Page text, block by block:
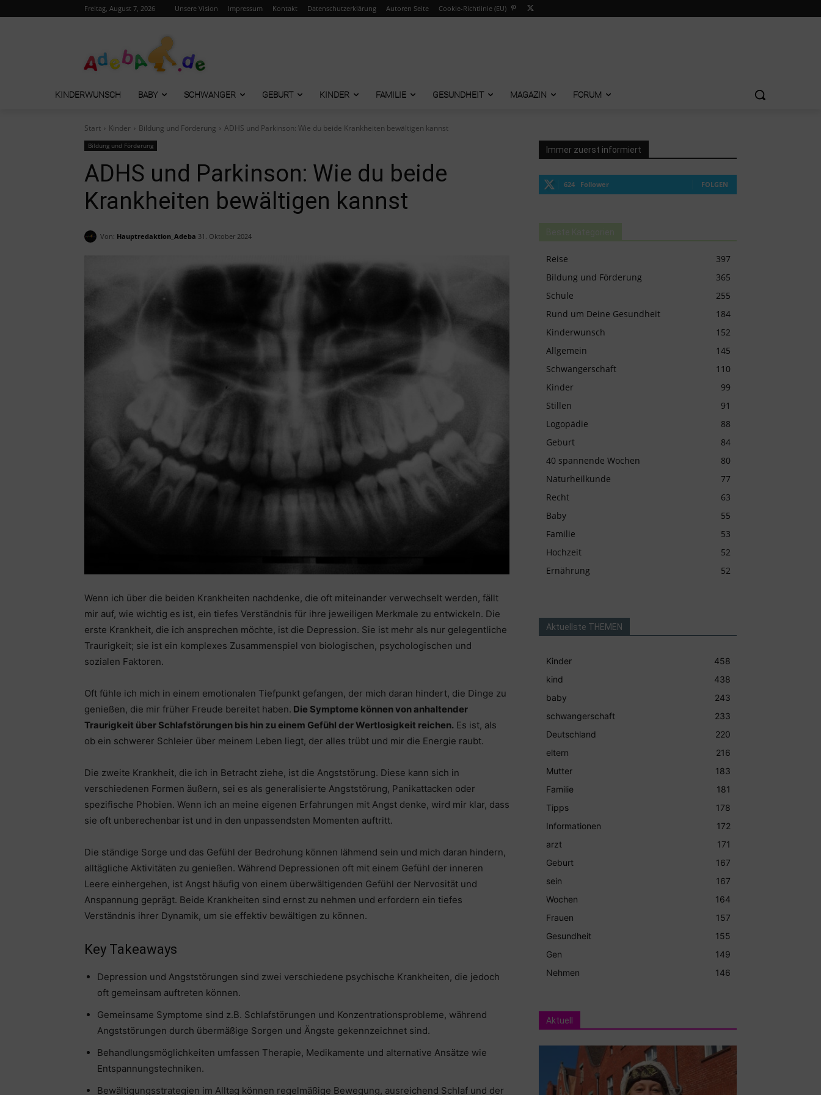
Freitag, August 7, 2026 Unsere Vision Impressum Kontakt Datenschutzerklärung Autoren Seite Cookie-Richtlinie (EU)
KINDERWUNSCH BABY SCHWANGER GEBURT KINDER FAMILIE GESUNDHEIT MAGAZIN FORUM
Start Kinder Bildung und Förderung ADHS und Parkinson: Wie du beide Krankheiten bewältigen kannst
Bildung und Förderung
ADHS und Parkinson: Wie du beide
Krankheiten bewältigen kannst
Von: Hauptredaktion_Adeba 31. Oktober 2024
Wenn ich über die beiden Krankheiten nachdenke, die oft miteinander verwechselt werden, fällt
mir auf, wie wichtig es ist, ein tiefes Verständnis für ihre jeweiligen Merkmale zu entwickeln. Die
erste Krankheit, die ich ansprechen möchte, ist die Depression. Sie ist mehr als nur gelegentliche
Traurigkeit; sie ist ein komplexes Zusammenspiel von biologischen, psychologischen und
sozialen Faktoren.
Oft fühle ich mich in einem emotionalen Tiefpunkt gefangen, der mich daran hindert, die Dinge zu
genießen, die mir früher Freude bereitet haben. Die Symptome können von anhaltender
Traurigkeit über Schlafstörungen bis hin zu einem Gefühl der Wertlosigkeit reichen. Es ist, als
ob ein schwerer Schleier über meinem Leben liegt, der alles trübt und mir die Energie raubt.
Die zweite Krankheit, die ich in Betracht ziehe, ist die Angststörung. Diese kann sich in
verschiedenen Formen äußern, sei es als generalisierte Angststörung, Panikattacken oder
spezifische Phobien. Wenn ich an meine eigenen Erfahrungen mit Angst denke, wird mir klar, dass
sie oft unberechenbar ist und in den unpassendsten Momenten auftritt.
Die ständige Sorge und das Gefühl der Bedrohung können lähmend sein und mich daran hindern,
alltägliche Aktivitäten zu genießen. Während Depressionen oft mit einem Gefühl der inneren
Leere einhergehen, ist Angst häufig von einem überwältigenden Gefühl der Nervosität und
Anspannung geprägt. Beide Krankheiten sind ernst zu nehmen und erfordern ein tiefes
Verständnis ihrer Dynamik, um sie effektiv bewältigen zu können.
Key Takeaways
Depression und Angststörungen sind zwei verschiedene psychische Krankheiten, die jedoch
oft gemeinsam auftreten können.
Gemeinsame Symptome sind z.B. Schlafstörungen und Konzentrationsprobleme, während
Angststörungen durch übermäßige Sorgen und Ängste gekennzeichnet sind.
Behandlungsmöglichkeiten umfassen Therapie, Medikamente und alternative Ansätze wie
Entspannungstechniken.
Bewältigungsstrategien im Alltag können regelmäßige Bewegung, ausreichend Schlaf und der
Immer zuerst informiert
624 Follower FOLGEN
Reise
397
Bildung und Förderung
365
Schule
255
Rund um Deine Gesundheit
184
Kinderwunsch
152
Allgemein
145
Schwangerschaft
110
Kinder
99
Stillen
91
Logopädie
88
Geburt
84
40 spannende Wochen
80
Naturheilkunde
77
Recht
63
Baby
55
Familie
53
Hochzeit
52
Ernährung
52
Aktuellste THEMEN
Kinder
458
kind
438
baby
243
schwangerschaft
233
Deutschland
220
eltern
216
Mutter
183
Familie
181
Tipps
178
Informationen
172
arzt
171
Geburt
167
sein
167
Wochen
164
Frauen
157
Gesundheit
155
Gen
149
Nehmen
146
Aktuell